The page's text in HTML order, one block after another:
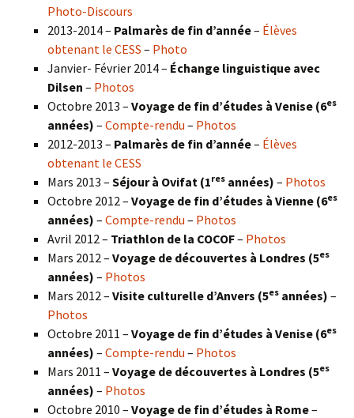
Photo-Discours
2013-2014 – Palmarès de fin d’année– Élèves
obtenant le CESS – Photo
Janvier- Février 2014 – Échange linguistique avec
Dilsen – Photos
Octobre 2013 – Voyage de fin d’études à Venise (6es
années) – Compte-rendu – Photos
2012-2013 – Palmarès de fin d’année– Élèves
obtenant le CESS
Mars 2013 – Séjour à Ovifat (1res années) – Photos
Octobre 2012 – Voyage de fin d’études à Vienne (6es
années) – Compte-rendu – Photos
Avril 2012 – Triathlon de la COCOF– Photos
Mars 2012 – Voyage de découvertes à Londres (5es
années) – Photos
Mars 2012 – Visite culturelle d’Anvers (5es années) –
Photos
Octobre 2011 – Voyage de fin d’études à Venise (6es
années) – Compte-rendu – Photos
Mars 2011 – Voyage de découvertes à Londres (5es
années) – Photos
Octobre 2010 – Voyage de fin d’études à Rome–